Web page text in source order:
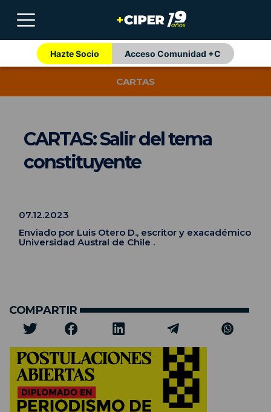
Hazte Socio Acceso Comunidad +C
CARTAS
CARTAS: Salir del tema
constituyente
07.12.2023
Enviado por Luis Otero D., escritor y exacadémico
Universidad Austral de Chile .
COMPARTIR